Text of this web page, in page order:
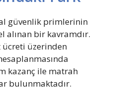
güvenlik primlerinin
alınan bir kavramdır.
üzerinden
kazanç ile matrah
bulunmaktadır.